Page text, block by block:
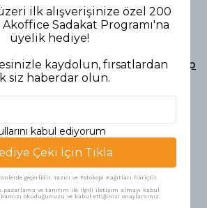
Yorum Yap
yapılmamış.
Ürünler
ilk alışverişinize özel 200
Sadakat Programı'na
üyelik hediye!
kaydolun, fırsatlardan
siz haberdar olun.
kabul ediyorum
Çeki İçin Tıkla
geçerlidir. Yazıcı ve Fotokopi Kağıtları hariçtir.
pazarlama ve tanıtım ile ilgili iletişim almayı kabul
okuduğunuzu ve kabul ettiğinizi onaylarsınız.